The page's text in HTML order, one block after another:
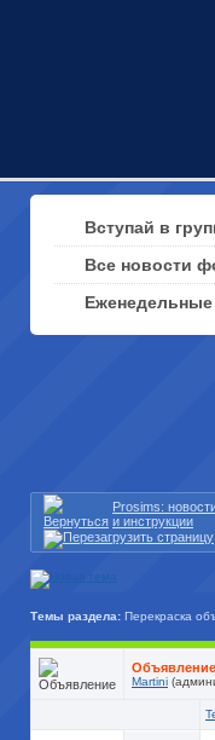
Вступай в
Все новости
Prosims:
и инструкции
Темы раздела: Перекраска
Объявление
Martini